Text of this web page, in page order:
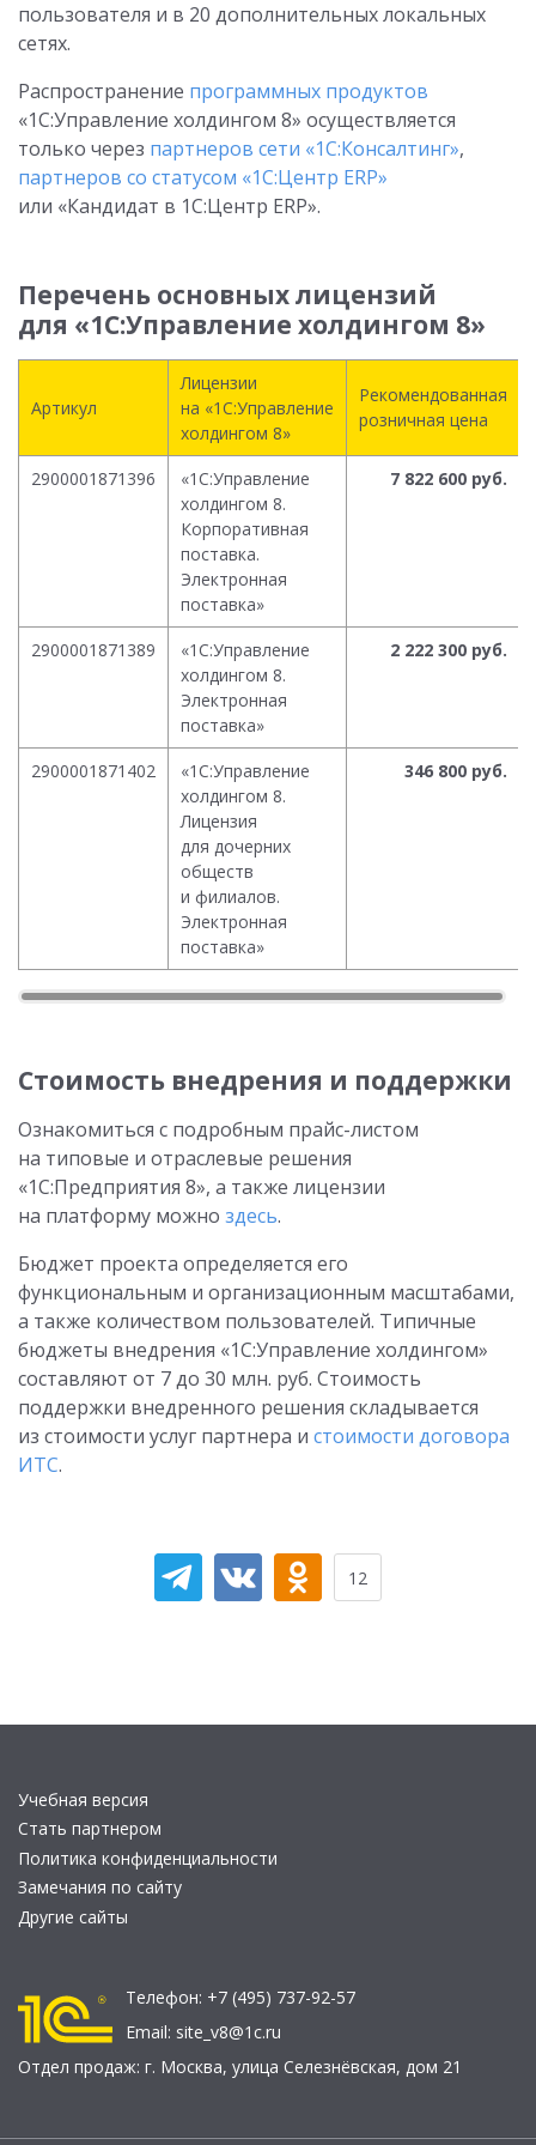
пользователя и в 20 дополнительных локальных
сетях.
Распространение программных продуктов
«1С:Управление холдингом 8» осуществляется
только через партнеров сети «1С:Консалтинг»,
партнеров со статусом «1С:Центр ERP»
или «Кандидат в 1С:Центр ERP».
Перечень основных лицензий
для «1С:Управление холдингом 8»
Артикул
Лицензии
на «1С:Управление
холдингом 8»
Рекомендованная
розничная цена
2900001871396
«1С:Управление
холдингом 8.
Корпоративная
поставка.
Электронная
поставка»
7 822 600 руб.
2900001871389
«1С:Управление
холдингом 8.
Электронная
поставка»
2 222 300 руб.
2900001871402
«1С:Управление
холдингом 8.
Лицензия
для дочерних
обществ
и филиалов.
Электронная
поставка»
346 800 руб.
Стоимость внедрения и поддержки
Ознакомиться с подробным прайс-листом
на типовые и отраслевые решения
«1С:Предприятия 8», а также лицензии
на платформу можно здесь.
Бюджет проекта определяется его
функциональным и организационным масштабами,
а также количеством пользователей. Типичные
бюджеты внедрения «1С:Управление холдингом»
составляют от 7 до 30 млн. руб. Стоимость
поддержки внедренного решения складывается
из стоимости услуг партнера и стоимости договора
ИТС.
12
Учебная версия
Стать партнером
Политика конфиденциальности
Замечания по сайту
Другие сайты
Телефон: +7 (495) 737-92-57
Email: site_v8@1c.ru
Отдел продаж: г. Москва, улица Селезнёвская, дом 21